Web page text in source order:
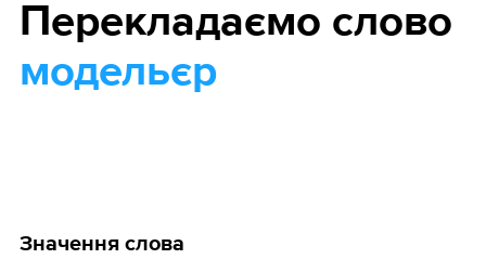
Значення слова
Перекладаємо слово
модельєр